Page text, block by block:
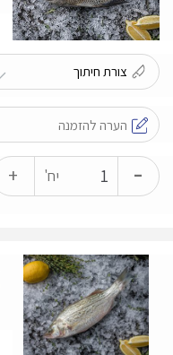
-
כמות
של
(אמנון)
יח' +